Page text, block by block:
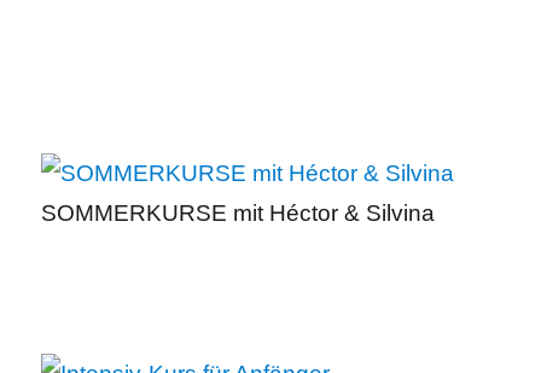
SOMMERKURSE mit Héctor & Silvina